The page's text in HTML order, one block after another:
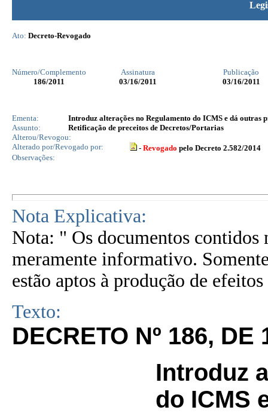
Ato: Decreto-Revogado
Número/Complemento Assinatura
Publicação
186/2011 03/16/2011 03/16/2011
Ementa:
Introduz alterações no Regulamento do ICMS e dá outras
Assunto:
Retificação de preceitos de Decretos/Portarias
Alterou/Revogou:
Alterado por/Revogado por:
- Revogado pelo Decreto 2.582/2014
Observações:
Nota Explicativa:
Nota: " Os documentos contidos
meramente informativo.
estão aptos à produção de
Texto:
DECRETO Nº 186, DE
Introduz
do ICMS